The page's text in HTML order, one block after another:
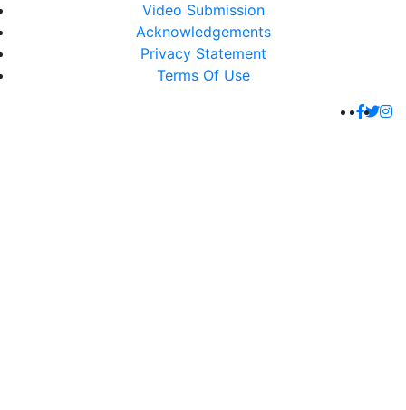
Video Submission
Acknowledgements
Privacy Statement
Terms Of Use